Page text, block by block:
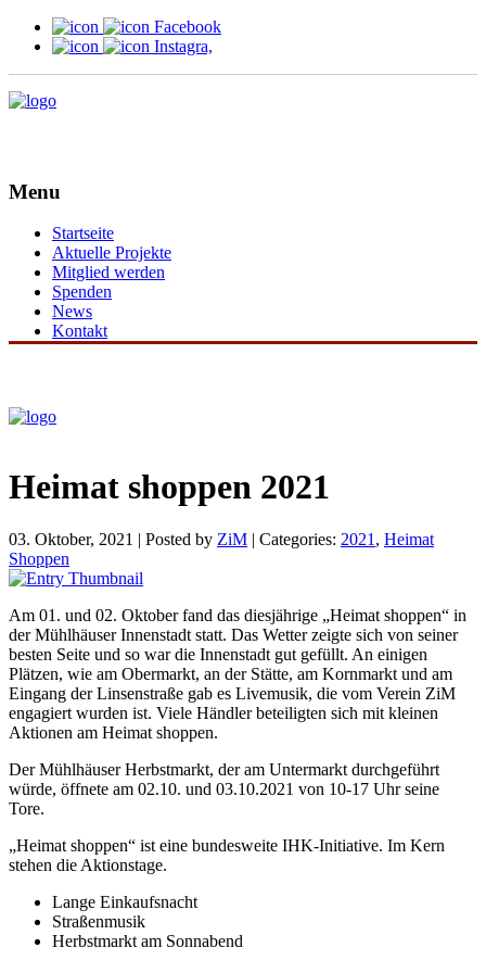
Facebook
Instagra,
Menu
Startseite
Aktuelle Projekte
Mitglied werden
Spenden
News
Kontakt
Heimat shoppen 2021
03. Oktober, 2021 | Posted by ZiM | Categories: 2021 , Heimat
Shoppen
Am 01. und 02. Oktober fand das diesjährige „Heimat shoppen“ in
der Mühlhäuser Innenstadt statt. Das Wetter zeigte sich von seiner
besten Seite und so war die Innenstadt gut gefüllt. An einigen
Plätzen, wie am Obermarkt, an der Stätte, am Kornmarkt und am
Eingang der Linsenstraße gab es Livemusik, die vom Verein ZiM
engagiert wurden ist. Viele Händler beteiligten sich mit kleinen
Aktionen am Heimat shoppen.
Der Mühlhäuser Herbstmarkt, der am Untermarkt durchgeführt
würde, öffnete am 02.10. und 03.10.2021 von 10-17 Uhr seine
Tore.
„Heimat shoppen“ ist eine bundesweite IHK-Initiative. Im Kern
stehen die Aktionstage.
Lange Einkaufsnacht
Straßenmusik
Herbstmarkt am Sonnabend